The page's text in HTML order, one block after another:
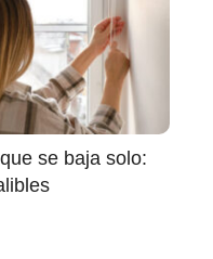
se baja solo: